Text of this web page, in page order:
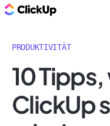
PRODUKTIVITÄT
10
ClickUp